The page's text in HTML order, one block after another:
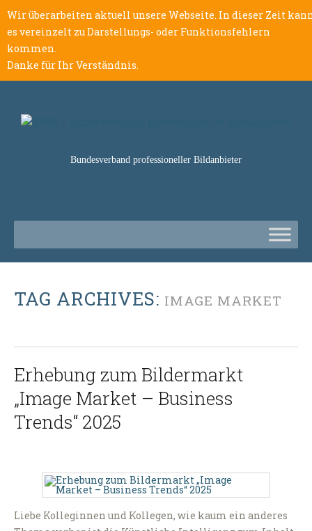
Wir überarbeiten aktuell unsere Webseite. In dieser Zeit
es vereinzelt zu Darstellungs- oder Funktionsfehlern
kommen.
Danke für Ihr Verständnis.
Bundesverband professioneller Bildanbieter
TAG ARCHIVES: IMAGE MARKET
Erhebung zum Bildermarkt
„Image Market – Business
Trends“ 2025
Liebe Kolleginnen und Kollegen, wie kaum ein anderes